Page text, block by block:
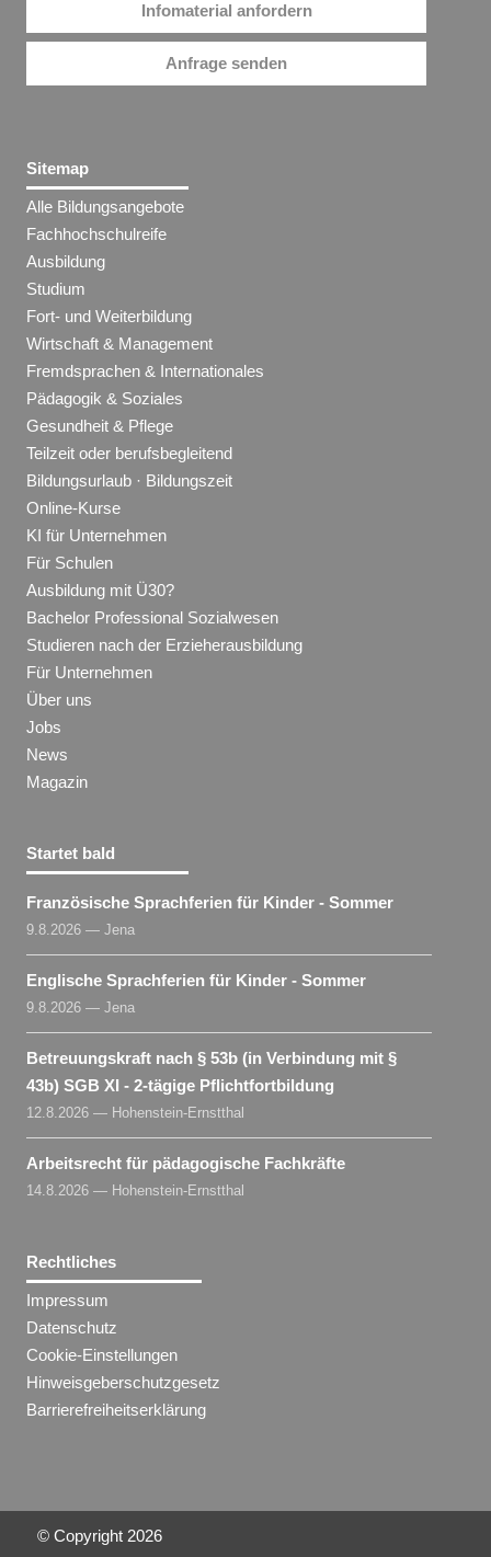
Infomaterial anfordern
Anfrage senden
Sitemap
Alle Bildungsangebote
Fachhochschulreife
Ausbildung
Studium
Fort- und Weiterbildung
Wirtschaft & Management
Fremdsprachen & Internationales
Pädagogik & Soziales
Gesundheit & Pflege
Teilzeit oder berufsbegleitend
Bildungsurlaub · Bildungszeit
Online-Kurse
KI für Unternehmen
Für Schulen
Ausbildung mit Ü30?
Bachelor Professional Sozialwesen
Studieren nach der Erzieherausbildung
Für Unternehmen
Über uns
Jobs
News
Magazin
Startet bald
Französische Sprachferien für Kinder - Sommer
9.8.2026 — Jena
Englische Sprachferien für Kinder - Sommer
9.8.2026 — Jena
Betreuungskraft nach § 53b (in Verbindung mit §
43b) SGB XI - 2-tägige Pflichtfortbildung
12.8.2026 — Hohenstein-Ernstthal
Arbeitsrecht für pädagogische Fachkräfte
14.8.2026 — Hohenstein-Ernstthal
Rechtliches
Impressum
Datenschutz
Cookie-Einstellungen
Hinweisgeberschutzgesetz
Barrierefreiheitserklärung
© Copyright 2026